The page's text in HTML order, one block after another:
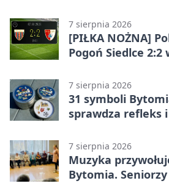
7 sierpnia 2026
[PIŁKA NOŻNA]
Pogoń Siedlce 2:2
ale stracili
7 sierpnia 2026
31 symboli
sprawdza refleks
7 sierpnia 2026
Muzyka
Bytomia.